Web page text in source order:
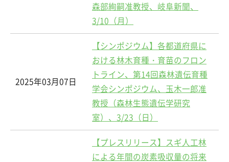
森部絢嗣准教授、岐阜新聞、
3/10（月）
2025年03月07日
【シンポジウム】各都道府県に
おける林木育種・育苗のフロン
トライン、第14回森林遺伝育種
学会シンポジウム、玉木一郎准
教授（森林生態遺伝学研究
室）、3/23（日）
【プレスリリース】スギ人工林
による年間の炭素吸収量の将来